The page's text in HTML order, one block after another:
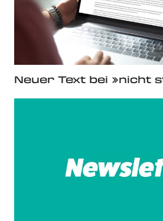
Neuer Text bei »nicht